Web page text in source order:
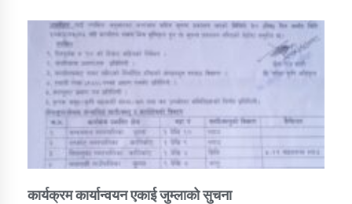
तातोपानी गाउँपालिका जुम्लाको सूचना
कार्यक्रम कार्यान्वयन एकाई जुम्लाको सुचना